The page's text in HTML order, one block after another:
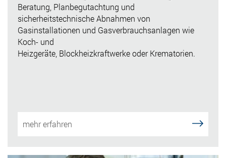
Beratung, Planbegutachtung und
sicherheitstechnische Abnahmen von
Gasinstallationen und Gasverbrauchsanlagen wie
Koch- und
Heizgeräte, Blockheizkraftwerke oder Krematorien.
mehr erfahren